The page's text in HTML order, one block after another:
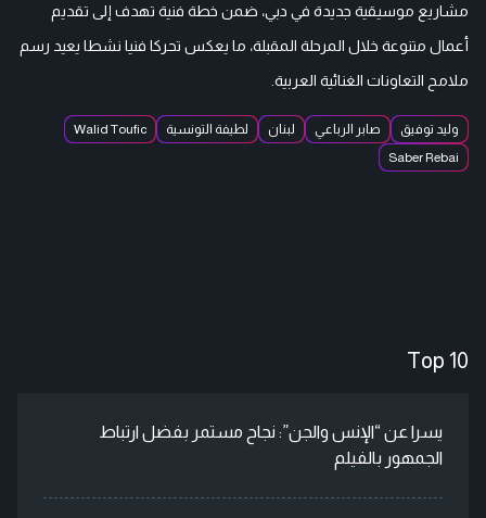
مشاريع موسيقية جديدة في دبي، ضمن خطة فنية تهدف إلى تقديم
أعمال متنوعة خلال المرحلة المقبلة، ما يعكس تحركا فنيا نشطا يعيد رسم
ملامح التعاونات الغنائية العربية.
وليد توفيق صابر الرباعي لبنان لطيفة التونسية
Walid Toufic
Saber Rebai
Top 10
يسرا عن “الإنس والجن”: نجاح مستمر بفضل ارتباط
الجمهور بالفيلم